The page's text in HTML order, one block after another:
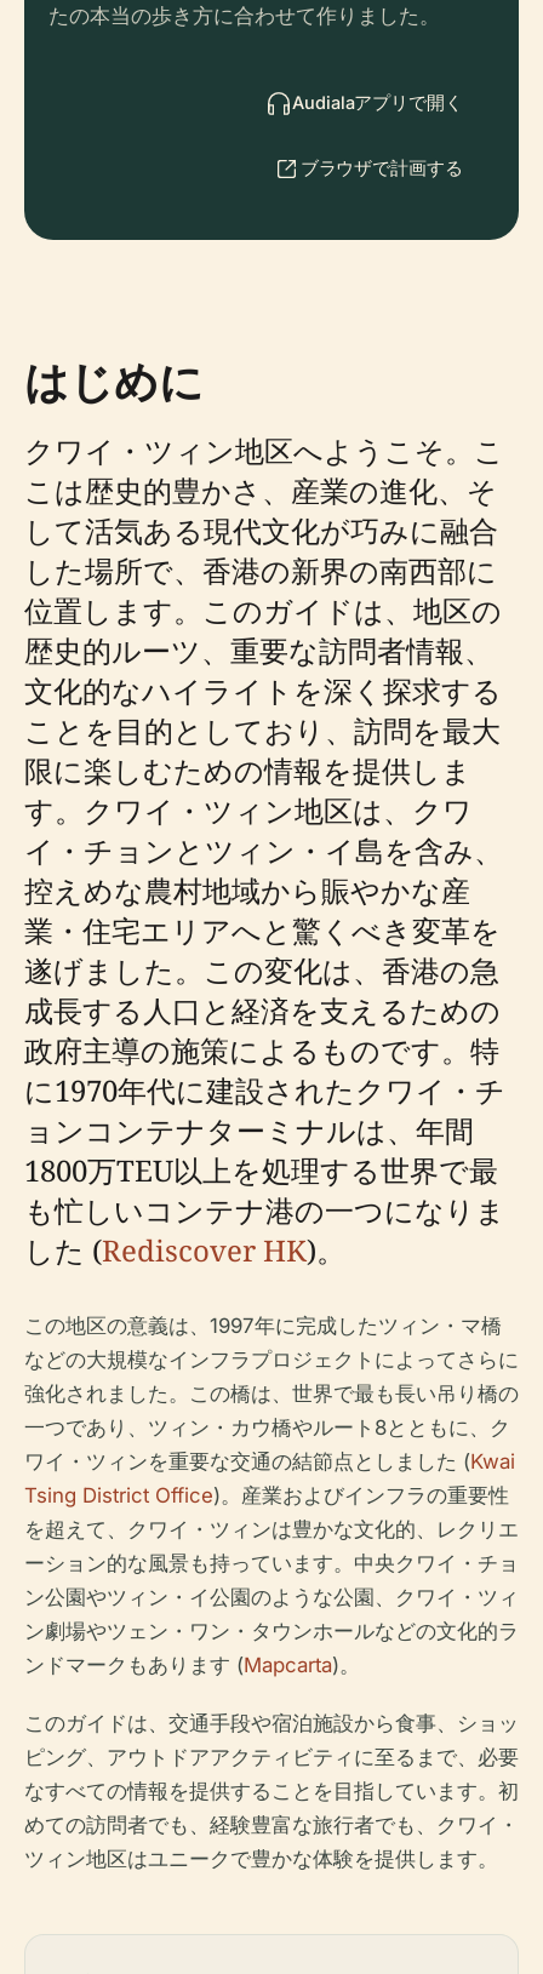
たの本当の歩き方に合わせて作りました。
Audialaアプリで開く
ブラウザで計画する
はじめに
クワイ・ツィン地区へようこそ。こ
こは歴史的豊かさ、産業の進化、そ
して活気ある現代文化が巧みに融合
した場所で、香港の新界の南西部に
位置します。このガイドは、地区の
歴史的ルーツ、重要な訪問者情報、
文化的なハイライトを深く探求する
ことを目的としており、訪問を最大
限に楽しむための情報を提供しま
す。クワイ・ツィン地区は、クワ
イ・チョンとツィン・イ島を含み、
控えめな農村地域から賑やかな産
業・住宅エリアへと驚くべき変革を
遂げました。この変化は、香港の急
成長する人口と経済を支えるための
政府主導の施策によるものです。特
に1970年代に建設されたクワイ・チ
ョンコンテナターミナルは、年間
1800万TEU以上を処理する世界で最
も忙しいコンテナ港の一つになりま
した (Rediscover HK)。
この地区の意義は、1997年に完成したツィン・マ橋
などの大規模なインフラプロジェクトによってさらに
強化されました。この橋は、世界で最も長い吊り橋の
一つであり、ツィン・カウ橋やルート8とともに、ク
ワイ・ツィンを重要な交通の結節点としました (Kwai
Tsing District Office)。産業およびインフラの重要性
を超えて、クワイ・ツィンは豊かな文化的、レクリエ
ーション的な風景も持っています。中央クワイ・チョ
ン公園やツィン・イ公園のような公園、クワイ・ツィ
ン劇場やツェン・ワン・タウンホールなどの文化的ラ
ンドマークもあります (Mapcarta)。
このガイドは、交通手段や宿泊施設から食事、ショッ
ピング、アウトドアアクティビティに至るまで、必要
なすべての情報を提供することを目指しています。初
めての訪問者でも、経験豊富な旅行者でも、クワイ・
ツィン地区はユニークで豊かな体験を提供します。